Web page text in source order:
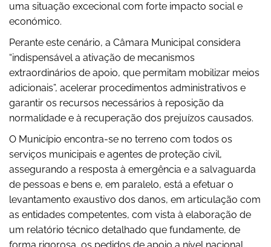
uma situação excecional com forte impacto social e
económico.
Perante este cenário, a Câmara Municipal considera
“indispensável a ativação de mecanismos
extraordinários de apoio, que permitam mobilizar meios
adicionais”, acelerar procedimentos administrativos e
garantir os recursos necessários à reposição da
normalidade e à recuperação dos prejuízos causados.
O Município encontra-se no terreno com todos os
serviços municipais e agentes de proteção civil,
assegurando a resposta à emergência e a salvaguarda
de pessoas e bens e, em paralelo, está a efetuar o
levantamento exaustivo dos danos, em articulação com
as entidades competentes, com vista à elaboração de
um relatório técnico detalhado que fundamente, de